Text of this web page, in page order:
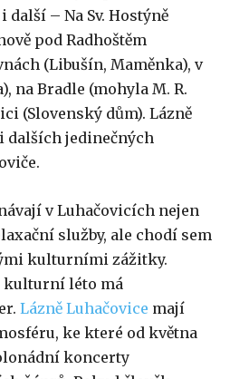
další – Na Sv. Hostýně
pod Radhoštěm
(Libušín, Maměnka), v
na Bradle (mohyla M. R.
(Slovenský dům). Lázně
jedinečných
v Luhačovicích nejen
služby, ale chodí sem
kulturními zážitky.
kulturní léto má
Lázně Luhačovice mají
ke které od května
koncerty